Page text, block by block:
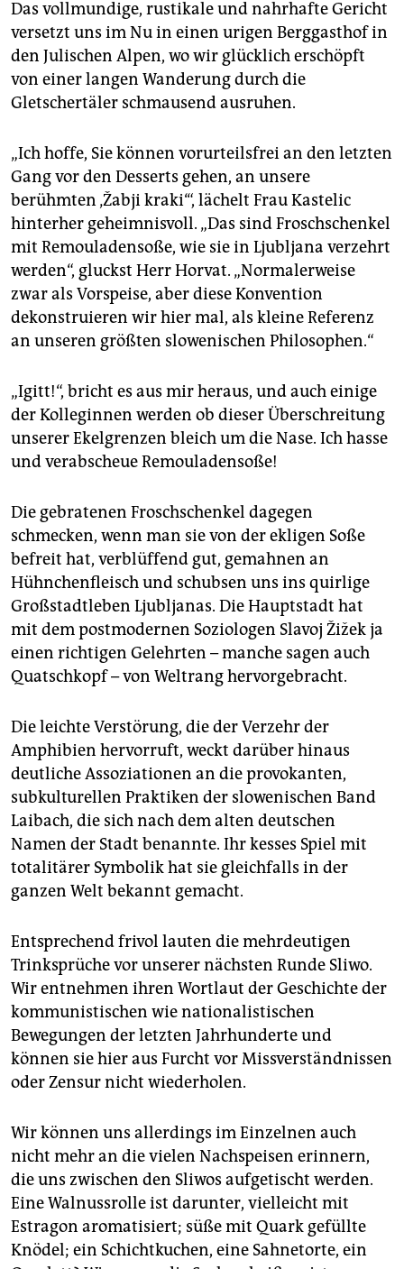
Das vollmundige, rustikale und nahrhafte Gericht
versetzt uns im Nu in einen urigen Berggasthof in
den Julischen Alpen, wo wir glücklich erschöpft
von einer langen Wanderung durch die
Gletschertäler schmausend ausruhen.
„Ich hoffe, Sie können vorurteilsfrei an den letzten
Gang vor den Desserts gehen, an unsere
berühmten ‚Žabji kraki‘“, lächelt Frau Kastelic
hinterher geheimnisvoll. „Das sind Froschschenkel
mit Remouladensoße, wie sie in Ljubljana verzehrt
werden“, gluckst Herr Horvat. „Normalerweise
zwar als Vorspeise, aber diese Konvention
dekonstruieren wir hier mal, als kleine Referenz
an unseren größten slowenischen Philosophen.“
„Igitt!“, bricht es aus mir heraus, und auch einige
der Kolleginnen werden ob dieser Überschreitung
unserer Ekelgrenzen bleich um die Nase. Ich hasse
und verabscheue Remouladensoße!
Die gebratenen Froschschenkel dagegen
schmecken, wenn man sie von der ekligen Soße
befreit hat, verblüffend gut, gemahnen an
Hühnchenfleisch und schubsen uns ins quirlige
Großstadtleben Ljubljanas. Die Hauptstadt hat
mit dem postmodernen Soziologen Slavoj Žižek ja
einen richtigen Gelehrten – manche sagen auch
Quatschkopf – von Weltrang hervorgebracht.
Die leichte Verstörung, die der Verzehr der
Amphibien hervorruft, weckt darüber hinaus
deutliche Assoziationen an die provokanten,
subkulturellen Praktiken der slowenischen Band
Laibach, die sich nach dem alten deutschen
Namen der Stadt benannte. Ihr kesses Spiel mit
totalitärer Symbolik hat sie gleichfalls in der
ganzen Welt bekannt gemacht.
Entsprechend frivol lauten die mehrdeutigen
Trinksprüche vor unserer nächsten Runde Sliwo.
Wir entnehmen ihren Wortlaut der Geschichte der
kommunistischen wie nationalistischen
Bewegungen der letzten Jahrhunderte und
können sie hier aus Furcht vor Missverständnissen
oder Zensur nicht wiederholen.
Wir können uns allerdings im Einzelnen auch
nicht mehr an die vielen Nachspeisen erinnern,
die uns zwischen den Sliwos aufgetischt werden.
Eine Walnussrolle ist darunter, vielleicht mit
Estragon aromatisiert; süße mit Quark gefüllte
Knödel; ein Schichtkuchen, eine Sahnetorte, ein